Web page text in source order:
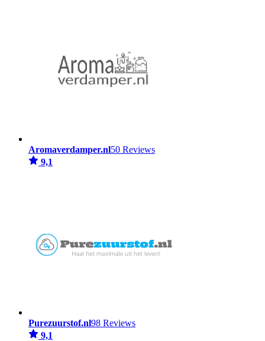
Aromaverdamper.nl50 Reviews
9,1
Purezuurstof.nl98 Reviews
9,1